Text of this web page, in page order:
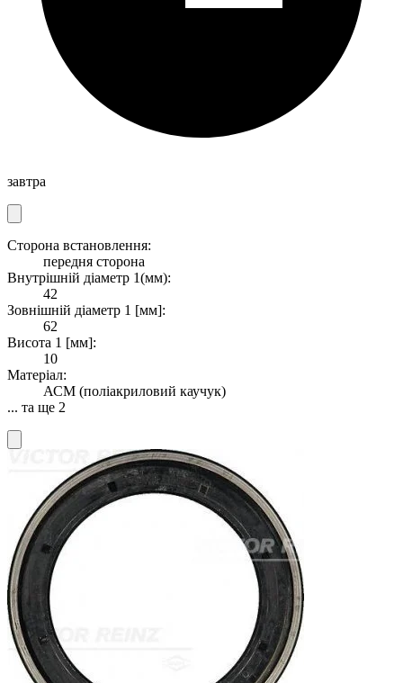
завтра
Сторона встановлення:
передня сторона
Внутрішній діаметр 1(мм):
42
Зовнішній діаметр 1 [мм]:
62
Висота 1 [мм]:
10
Матеріал:
АСМ (поліакриловий каучук)
... та ще 2